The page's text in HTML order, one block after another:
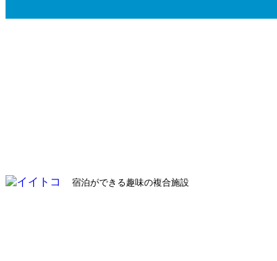
宿泊ができる趣味の複合施設